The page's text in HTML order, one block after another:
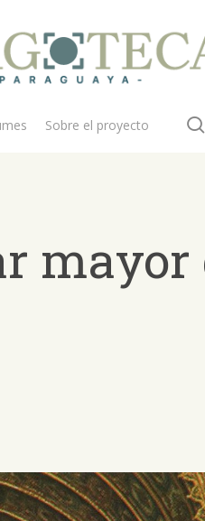
Sobre el proyecto
mayor